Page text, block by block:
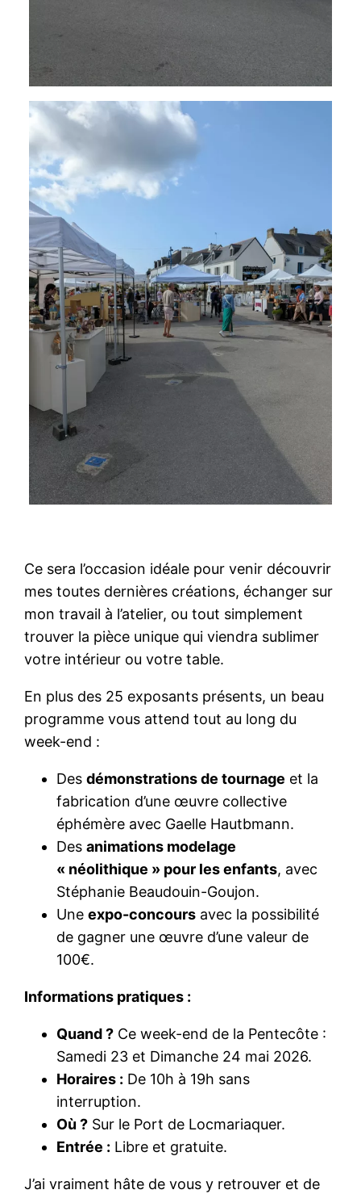
Ce sera l’occasion idéale pour venir découvrir
mes toutes dernières créations, échanger sur
mon travail à l’atelier, ou tout simplement
trouver la pièce unique qui viendra sublimer
votre intérieur ou votre table.
En plus des 25 exposants présents, un beau
programme vous attend tout au long du
week-end :
Desdémonstrations de tournage et la
fabrication d’une œuvre collective
éphémère avec Gaelle Hautbmann.
Desanimations modelage
« néolithique » pour les enfants, avec
Stéphanie Beaudouin-Goujon.
Uneexpo-concours avec la possibilité
de gagner une œuvre d’une valeur de
100€.
Informations pratiques :
Quand ? Ce week-end de la Pentecôte :
Samedi 23 et Dimanche 24 mai 2026.
Horaires : De 10h à 19h sans
interruption.
Où ? Sur le Port de Locmariaquer.
Entrée : Libre et gratuite.
J’ai vraiment hâte de vous y retrouver et de